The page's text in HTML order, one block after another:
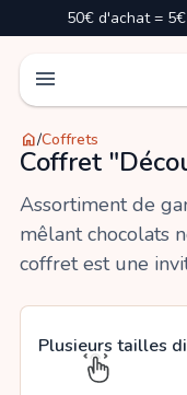
50€ d'achat =
menu
home/Coffrets
Coffret
Assortiment de
mêlant chocolats
coffret est une
Plusieurs tailles